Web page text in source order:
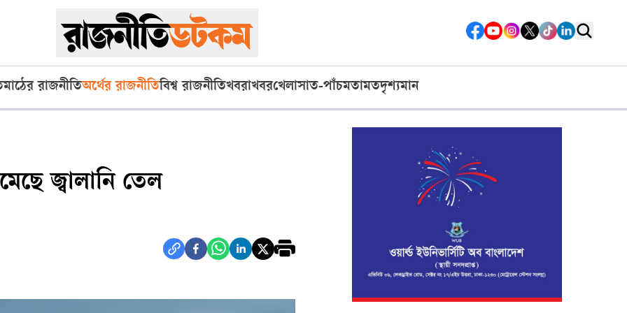
মাঠের রাজনীতিঅর্থের রাজনীতিবিশ্ব রাজনীতিখবরাখবরখেলাসাত-পাঁচমতামতদৃশ্যমান
জ্বালানি তেল